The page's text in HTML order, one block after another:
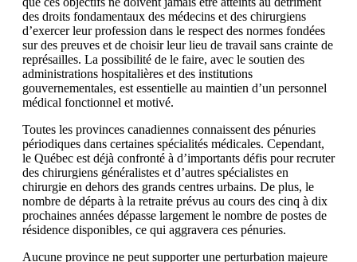
des droits fondamentaux des médecins et des chirurgiens
d’exercer leur profession dans le respect des normes fondées
sur des preuves et de choisir leur lieu de travail sans crainte de
représailles. La possibilité de le faire, avec le soutien des
administrations hospitalières et des institutions
gouvernementales, est essentielle au maintien d’un personnel
médical fonctionnel et motivé.
Toutes les provinces canadiennes connaissent des pénuries
périodiques dans certaines spécialités médicales. Cependant,
le Québec est déjà confronté à d’importants défis pour recruter
des chirurgiens généralistes et d’autres spécialistes en
chirurgie en dehors des grands centres urbains. De plus, le
nombre de départs à la retraite prévus au cours des cinq à dix
prochaines années dépasse largement le nombre de postes de
résidence disponibles, ce qui aggravera ces pénuries.
Aucune province ne peut supporter une perturbation majeure